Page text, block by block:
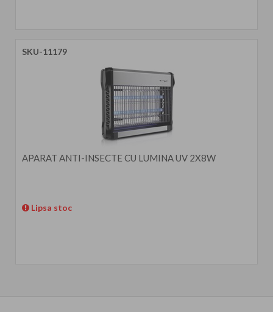
SKU-11179
APARAT ANTI-INSECTE CU LUMINA UV 2X8W
Lipsa stoc